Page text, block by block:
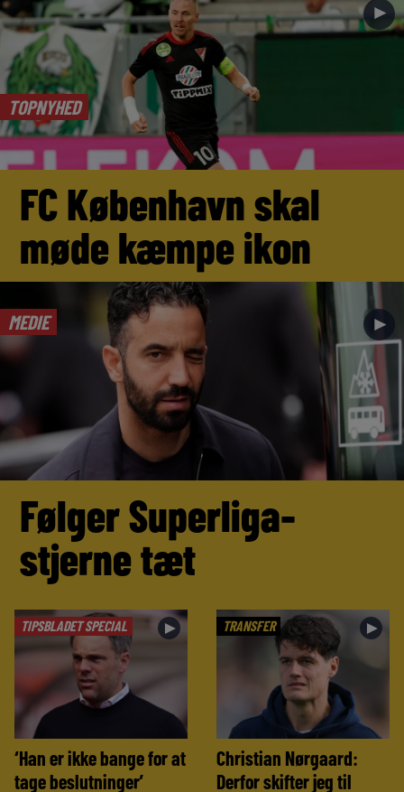
TOPNYHED
►
FC København skal
møde kæmpe ikon
MEDIE ►
Følger Superliga-
stjerne tæt
TIPSBLADET SPECIAL ►
‘Han er ikke bange for at
tage beslutninger’
TRANSFER ►
Christian Nørgaard:
Derfor skifter jeg til